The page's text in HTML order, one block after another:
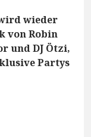
wieder
von Robin
und DJ Ötzi,
Partys